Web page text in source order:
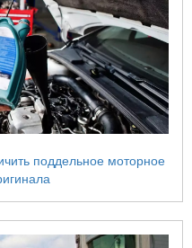
поддельное моторное